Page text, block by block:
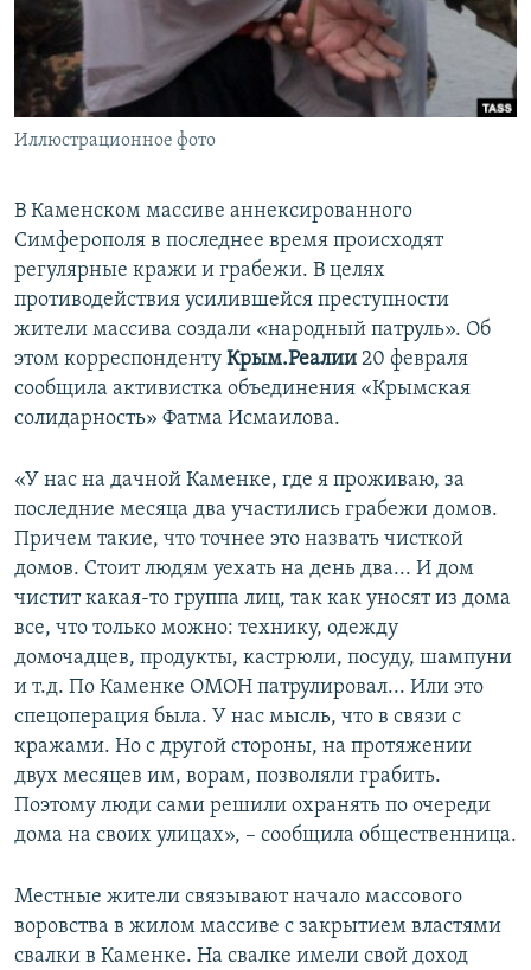
ПОБЕДИТЕЛЕЙ НЕ СУДЯТ?
КРЫМ.НЕПОКОРЕННЫЙ
ELIFBE
УКРАИНСКАЯ ПРОБЛЕМА КРЫМА
ПРИСОЕДИНЯЙТЕСЬ!
Иллюстрационное фото
В Каменском массиве аннексированного
Симферополя в последнее время происходят
регулярные кражи и грабежи. В целях
противодействия усилившейся преступности
жители массива создали «народный патруль». Об
этом корреспонденту Крым.Реалии 20 февраля
сообщила активистка объединения «Крымская
солидарность» Фатма Исмаилова.
«У нас на дачной Каменке, где я проживаю, за
последние месяца два участились грабежи домов.
Причем такие, что точнее это назвать чисткой
домов. Стоит людям уехать на день два... И дом
чистит какая-то группа лиц, так как уносят из дома
все, что только можно: технику, одежду
домочадцев, продукты, кастрюли, посуду, шампуни
и т.д. По Каменке ОМОН патрулировал... Или это
спецоперация была. У нас мысль, что в связи с
кражами. Но с другой стороны, на протяжении
двух месяцев им, ворам, позволяли грабить.
Поэтому люди сами решили охранять по очереди
дома на своих улицах», – сообщила общественница.
Местные жители связывают начало массового
воровства в жилом массиве с закрытием властями
свалки в Каменке. На свалке имели свой доход